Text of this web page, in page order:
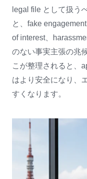
legal file として扱う
と、fake
of interest、
のない事実主張の兆
こが整理されると、
はより安全になり、
すくなります。